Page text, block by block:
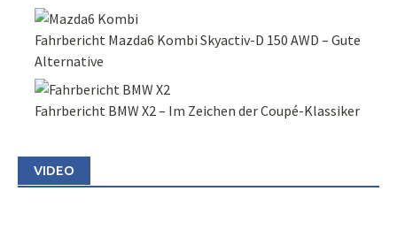
Fahrbericht Mazda6 Kombi Skyactiv-D 150 AWD – Gute
Alternative
Fahrbericht BMW X2 – Im Zeichen der Coupé-Klassiker
VIDEO